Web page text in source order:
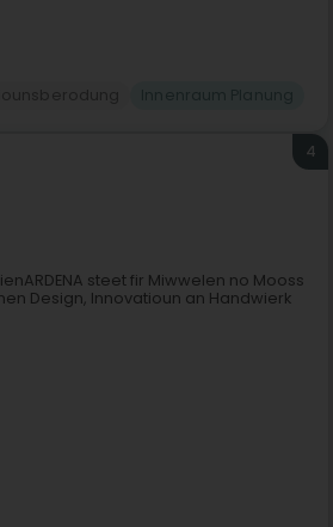
4
steet fir Miwwelen no Mooss
Design, Innovatioun an Handwierk